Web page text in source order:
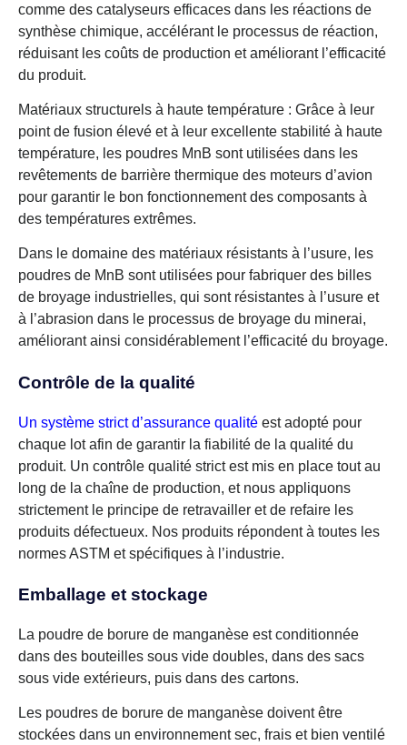
comme des catalyseurs efficaces dans les réactions de
synthèse chimique, accélérant le processus de réaction,
réduisant les coûts de production et améliorant l’efficacité
du produit.
Matériaux structurels à haute température : Grâce à leur
point de fusion élevé et à leur excellente stabilité à haute
température, les poudres MnB sont utilisées dans les
revêtements de barrière thermique des moteurs d’avion
pour garantir le bon fonctionnement des composants à
des températures extrêmes.
Dans le domaine des matériaux résistants à l’usure, les
poudres de MnB sont utilisées pour fabriquer des billes
de broyage industrielles, qui sont résistantes à l’usure et
à l’abrasion dans le processus de broyage du minerai,
améliorant ainsi considérablement l’efficacité du broyage.
Contrôle de la qualité
Un système strict d’assurance qualité est adopté pour
chaque lot afin de garantir la fiabilité de la qualité du
produit. Un contrôle qualité strict est mis en place tout au
long de la chaîne de production, et nous appliquons
strictement le principe de retravailler et de refaire les
produits défectueux. Nos produits répondent à toutes les
normes ASTM et spécifiques à l’industrie.
Emballage et stockage
La poudre de borure de manganèse est conditionnée
dans des bouteilles sous vide doubles, dans des sacs
sous vide extérieurs, puis dans des cartons.
Les poudres de borure de manganèse doivent être
stockées dans un environnement sec, frais et bien ventilé